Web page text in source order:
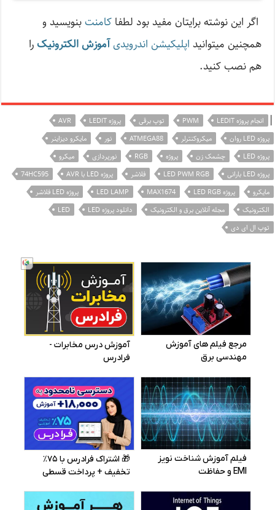
اگر این نوشته‌ برایتان مفید بود لطفاکامنت بنویسید و
همچنین میتوانید اپلیکیشن اندرویدیآموزش الکترونیک را
هم نصب کنید.
| انجام پروژه LEDIT PWM توپ برقی پروژه LEDIT
AVR
پروژه LED روان
میکروکنترلر ATMEGA88 نور
مایکرو دیزاینر
پروژه LED
چشمک زن پروژه RGB نورپردازی
میکرو
پروژه LED بارانی
LED PWM RGB فلاشر پروژه LED با AVR
74HC595
مایکرو
پروژه LED RGB MAX1674
LED LAMP
پروژه LED فلاشر
الکترونیک
مجله آنلاین برق و الکترونیک دانلود پروژه LED
LED
توپ ال ای دی